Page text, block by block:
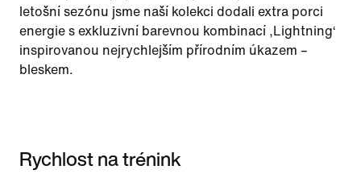
letošní sezónu jsme naší kolekci dodali extra porci
energie s exkluzivní barevnou kombinací ‚Lightning‘
inspirovanou nejrychlejším přírodním úkazem –
bleskem.
Rychlost na trénink